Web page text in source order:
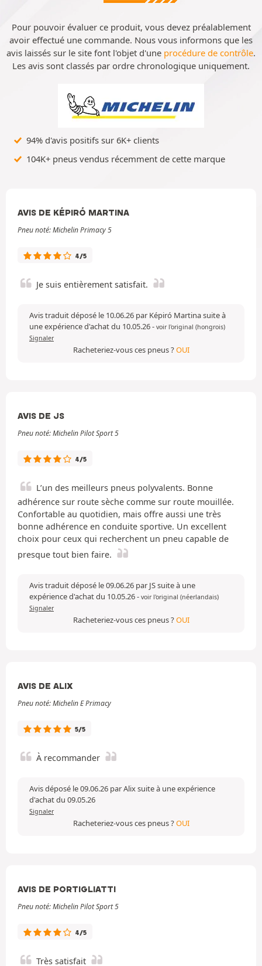
Pour pouvoir évaluer ce produit, vous devez préalablement
avoir effectué une commande. Nous vous informons que les
avis laissés sur le site font l'objet d'une procédure de contrôle.
Les avis sont classés par ordre chronologique uniquement.
94% d'avis positifs sur 6K+ clients
104K+ pneus vendus récemment de cette marque
AVIS DE KÉPIRÓ MARTINA
Pneu noté: Michelin Primacy 5
4/5
Je suis entièrement satisfait.
Avis traduit déposé le 10.06.26 par Képiró Martina suite à
une expérience d'achat du 10.05.26- voir l'original (hongrois)
Signaler
Racheteriez-vous ces pneus ?OUI
AVIS DE JS
Pneu noté: Michelin Pilot Sport 5
4/5
L’un des meilleurs pneus polyvalents. Bonne
adhérence sur route sèche comme sur route mouillée.
Confortable au quotidien, mais offre aussi une très
bonne adhérence en conduite sportive. Un excellent
choix pour ceux qui recherchent un pneu capable de
presque tout bien faire.
Avis traduit déposé le 09.06.26 par JS suite à une
expérience d'achat du 10.05.26- voir l'original (néerlandais)
Signaler
Racheteriez-vous ces pneus ?OUI
AVIS DE ALIX
Pneu noté: Michelin E Primacy
5/5
À recommander
Avis déposé le 09.06.26 par Alix suite à une expérience
d'achat du 09.05.26
Signaler
Racheteriez-vous ces pneus ?OUI
AVIS DE PORTIGLIATTI
Pneu noté: Michelin Pilot Sport 5
4/5
Très satisfait